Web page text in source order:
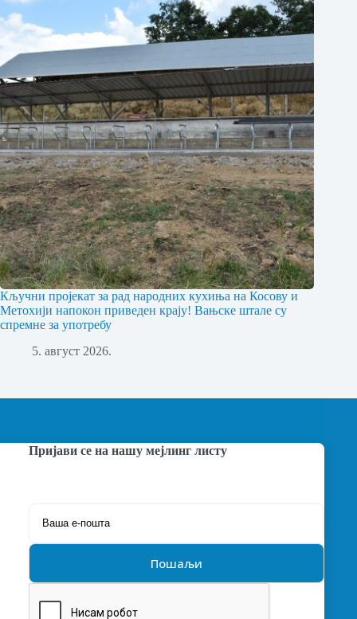
Кључни пројекат за рад народних кухиња на Косову и
Метохији напокон приведен крају! Вањске штале су
спремне за употребу
5. август 2026.
Пријави се на нашу мејлинг листу